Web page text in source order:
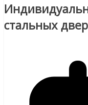
стальных